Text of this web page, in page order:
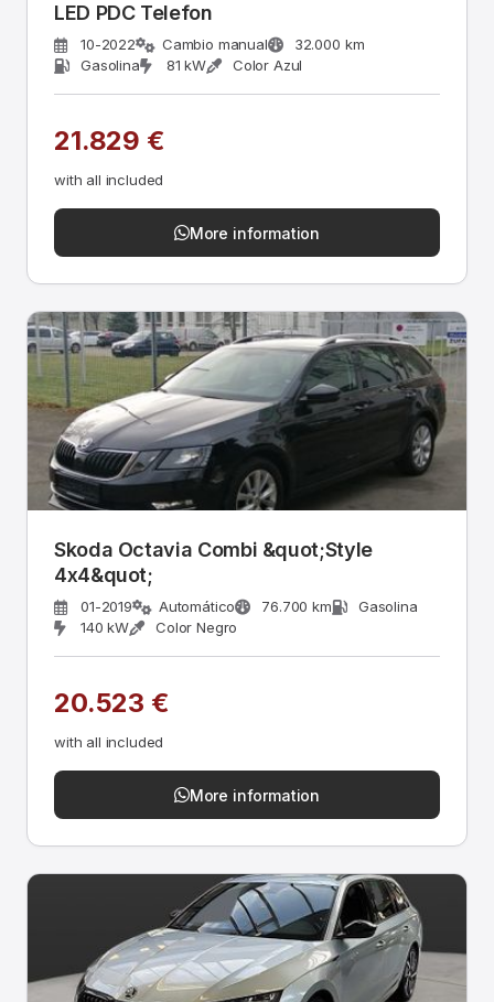
LED PDC Telefon
10-2022 Cambio manual
32.000 km
Gasolina
81 kW Color Azul
21.829 €
with all included
More information
Skoda Octavia Combi &quot;Style
4x4&quot;
01-2019 Automático 76.700 km
Gasolina
140 kW
Color Negro
20.523 €
with all included
More information